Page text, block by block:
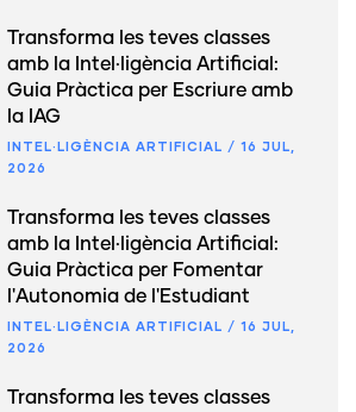
Transforma les teves classes
amb la Intel·ligència Artificial:
Guia Pràctica per Escriure amb
la IAG
INTEL·LIGÈNCIA ARTIFICIAL / 16 JUL,
2026
Transforma les teves classes
amb la Intel·ligència Artificial:
Guia Pràctica per Fomentar
l'Autonomia de l'Estudiant
INTEL·LIGÈNCIA ARTIFICIAL / 16 JUL,
2026
Transforma les teves classes